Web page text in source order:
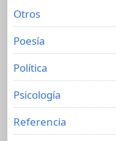
Otros
Poesía
Política
Psicología
Referencia